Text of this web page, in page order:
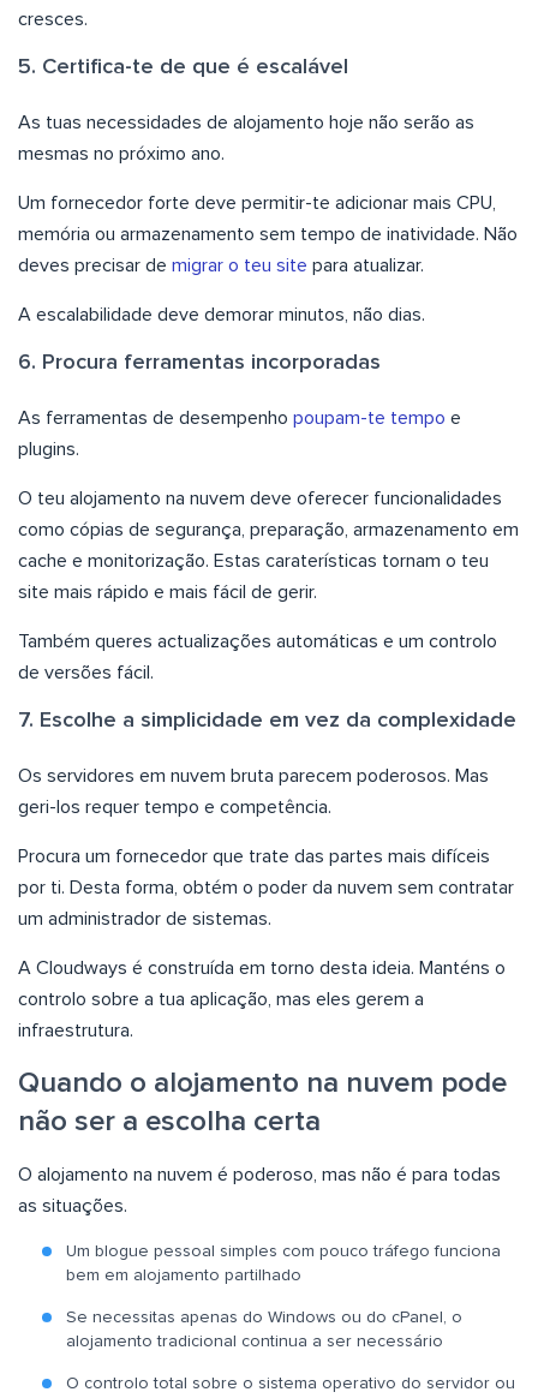
cresces.
5. Certifica-te de que é escalável
As tuas necessidades de alojamento hoje não serão as
mesmas no próximo ano.
Um fornecedor forte deve permitir-te adicionar mais CPU,
memória ou armazenamento sem tempo de inatividade. Não
deves precisar de migrar o teu site para atualizar.
A escalabilidade deve demorar minutos, não dias.
6. Procura ferramentas incorporadas
As ferramentas de desempenho poupam-te tempo e
plugins.
O teu alojamento na nuvem deve oferecer funcionalidades
como cópias de segurança, preparação, armazenamento em
cache e monitorização. Estas caraterísticas tornam o teu
site mais rápido e mais fácil de gerir.
Também queres actualizações automáticas e um controlo
de versões fácil.
7. Escolhe a simplicidade em vez da complexidade
Os servidores em nuvem bruta parecem poderosos. Mas
geri-los requer tempo e competência.
Procura um fornecedor que trate das partes mais difíceis
por ti. Desta forma, obtém o poder da nuvem sem contratar
um administrador de sistemas.
A Cloudways é construída em torno desta ideia. Manténs o
controlo sobre a tua aplicação, mas eles gerem a
infraestrutura.
Quando o alojamento na nuvem pode
não ser a escolha certa
O alojamento na nuvem é poderoso, mas não é para todas
as situações.
Um blogue pessoal simples com pouco tráfego funciona
bem em alojamento partilhado
Se necessitas apenas do Windows ou do cPanel, o
alojamento tradicional continua a ser necessário
O controlo total sobre o sistema operativo do servidor ou